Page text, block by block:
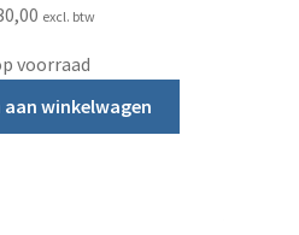
excl. btw
voorraad
aan winkelwagen